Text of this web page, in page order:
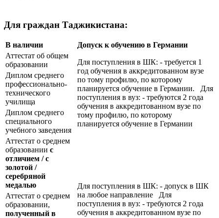
Для граждан Таджикистана:
В наличии
Допуск к обучению в Германии
Аттестат об общем
образовании
Для поступления в ШК: - требуется 1
год обучения в аккредитованном вузе
по тому профилю, по которому
планируется обучение в Германии. Для
поступления в вуз: - требуются 2 года
обучения в аккредитованном вузе по
тому профилю, по которому
планируется обучение в Германии
Диплом среднего
профессионально-
технического
училища
Диплом среднего
специального
учебного заведения
Аттестат о среднем
образовании с
отличием / с
золотой /
серебряной
медалью
Для поступления в ШК: - допуск в ШК
на любое направление Для
поступления в вуз: - требуются 2 года
обучения в аккредитованном вузе по
Аттестат о среднем
образовании,
полученный в